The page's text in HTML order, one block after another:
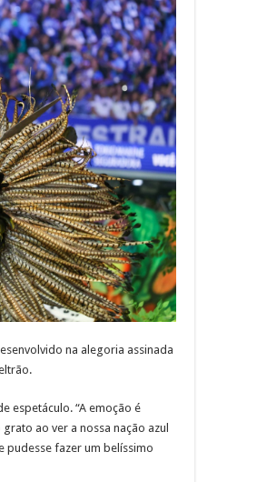
na alegoria assinada
espetáculo. “A emoção é
ao ver a nossa nação azul
pudesse fazer um belíssimo